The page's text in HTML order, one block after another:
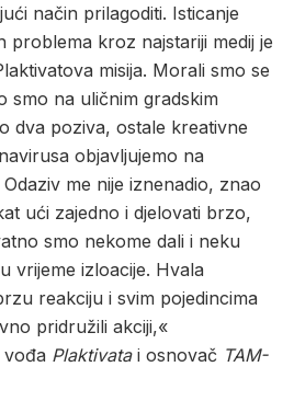
način prilagoditi. Isticanje
kroz najstariji medij je
misija. Morali smo se
smo na uličnim gradskim
dva poziva, ostale kreativne
objavljujemo na
me nije iznenadio, znao
ući zajedno i djelovati brzo,
smo nekome dali i neku
vrijeme izloacije. Hvala
reakciju i svim pojedincima
pridružili akciji,«
vođa Plaktivatai osnovač TAM-